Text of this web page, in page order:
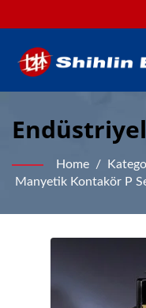
Için
Amaçlı
Home /
Manyetik Kontakör P